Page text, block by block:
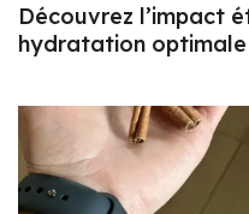
Découvrez l’impact
hydratation optimale